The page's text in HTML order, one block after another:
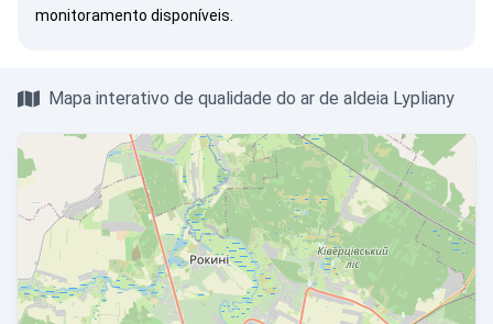
monitoramento disponíveis.
Mapa interativo de qualidade do ar de aldeia Lypliany